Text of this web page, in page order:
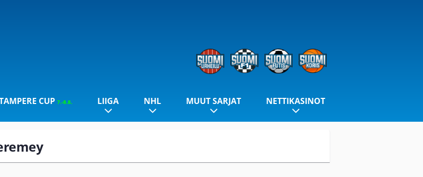
CUP 7.-8.8. LIIGA NHL MUUT SARJAT NETTIKASINOT